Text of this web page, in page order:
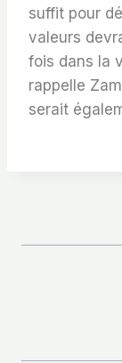
suffit pour
valeurs
fois dans la
rappelle
serait